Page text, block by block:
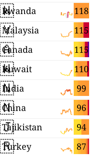
118
Rwanda
115
Malaysia
115
Canada
110
Kuwait
99
India
96
China
94
Tajikistan
87
Turkey